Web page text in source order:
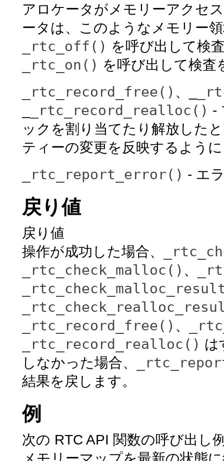
アロケータがメモリーアクセ
ータは、このようなメモリー
_rtc_off() を呼び出して検
_rtc_on() を呼び出して検査
_rtc_record_free() 、_
_rtc_record_realloc() -
ックを割り当てたり解放した
ティーの変更を反映するよう
_rtc_report_error() - エ
戻り値
戻り値
操作が成功した場合、
_rtc_check_malloc() 、
_rtc_record_free() 、
_rtc_record_realloc() は
しなかった場合、
結果を戻します。
例
次の RTC API 関数の呼び出し